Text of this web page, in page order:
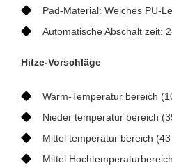
◆ Pad-Material: Weiches PU-
◆ Automatische Abschalt zeit:
Hitze-Vorschläge
◆ Warm-Temperatur bereich
◆ Nieder temperatur bereich
◆ Mittel temperatur bereich
◆ Mittel